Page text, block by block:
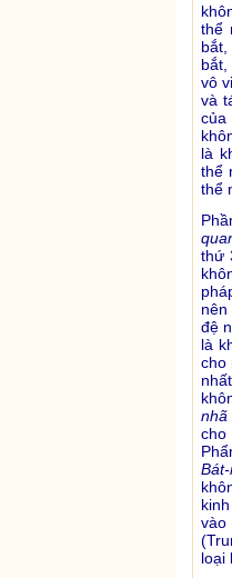
thể
bắt,
vô
và
của
là
thể
thể
thứ
nên
đệ
là
cho
nhã
cho
kinh
vào
loại